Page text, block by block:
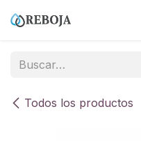
Todos los productos